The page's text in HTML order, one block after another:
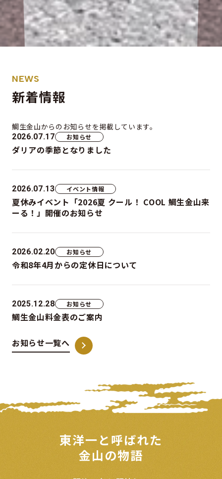
NEWS
新着情報
鯛生金山からの お知らせを掲載しています。
2026.07.17 お知らせ
ダリアの季節となりました
2026.07.13 イベント情報
夏休みイベント「2026夏 クール！ COOL 鯛生金山来
ーる！」開催のお知らせ
2026.02.20 お知らせ
令和8年4月からの定休日について
2025.12.28 お知らせ
鯛生金山料金表のご案内
お知らせ一覧へ
東洋一と呼ばれた
金山の物語